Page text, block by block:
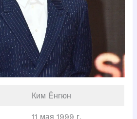
Ким Ёнгюн
11 мая 1999 г.